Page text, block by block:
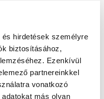
hirdetések személyre
biztosításához,
Ezenkívül
partnereinkkel
vonatkozó
más olyan
árakon!